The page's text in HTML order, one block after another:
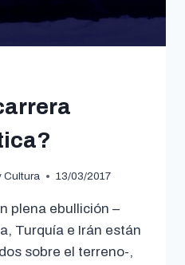
Cultura 13/03/2017
plena ebullición –
Turquía e Irán están
sobre el terreno-,